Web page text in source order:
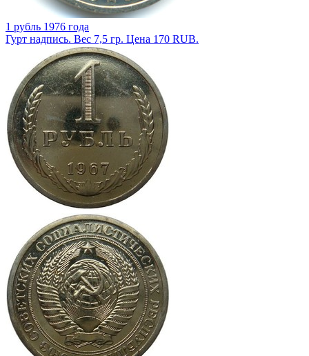
1 рубль 1976 года
Гурт надпись. Вес 7,5 гр. Цена 170 RUB.